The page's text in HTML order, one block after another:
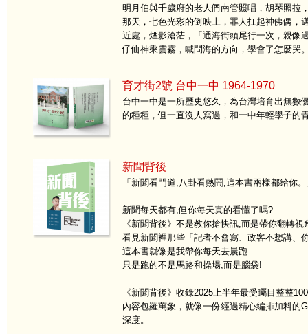
明月伯與千歲府的老人們南管照唱，胡琴照拉
那天，七色光彩的倒映上，罪人扛起神佛偶，
近處，煙影滄茫，「通海街頭尾行一次，親像
仔仙神乘雲霧，喊問海的方向，學會了怎麼哭
育才街2號 台中一中 1964-1970
台中一中是一所歷史悠久，為台灣培育出無數
的種種，但一直沒人寫過，和一中年輕學子的
新聞背後
「新聞看門道,八卦看熱鬧,這本書兩樣都給你
新聞每天都有,但你每天真的看懂了嗎?
《新聞背後》不是教你搶快訊,而是帶你翻轉視
看見新聞裡那些「記者不會寫、政客不想講、
這本書就像是我帶你每天去晨跑
只是跑的不是馬路和操場,而是腦袋!
《新聞背後》收錄2025上半年最受矚目整整
內容包羅萬象，就像一份經過精心編排加料的
深度。